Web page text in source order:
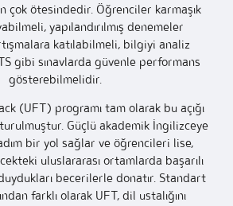
çok ötesindedir. Öğrenciler karmaşık
yapılandırılmış denemeler
katılabilmeli, bilgiyi analiz
gibi sınavlarda güvenle performans
gösterebilmelidir.
(UFT) programı tam olarak bu açığı
Güçlü akademik İngilizceye
bir yol sağlar ve öğrencileri lise,
uluslararası ortamlarda başarılı
becerilerle donatır. Standart
farklı olarak UFT, dil ustalığını